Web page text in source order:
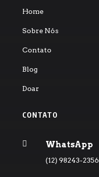
Home
Sobre Nós
Contato
Blog
Doar
CONTATO
 WhatsApp
(12) 98243-2356